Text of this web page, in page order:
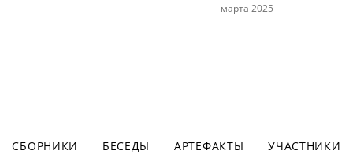
марта 2025
СБОРНИКИ БЕСЕДЫ АРТЕФАКТЫ
УЧАСТНИКИ